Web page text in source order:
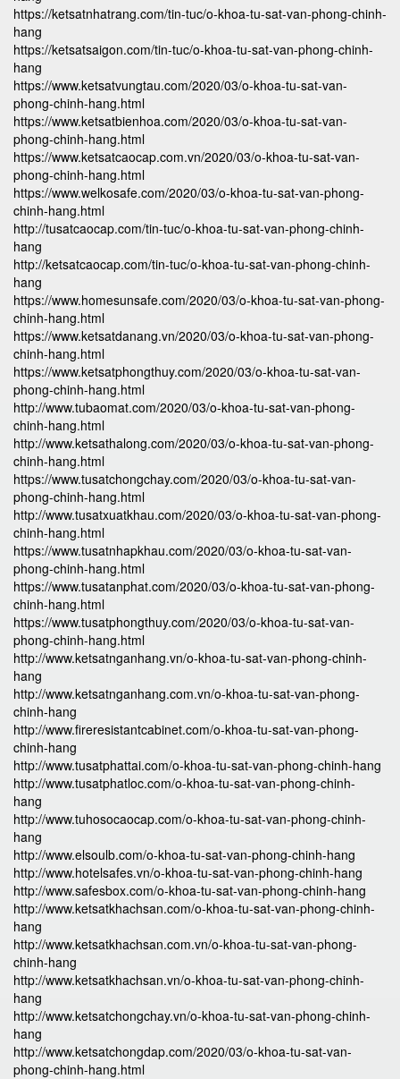
https://ketsatnhatrang.com/tin-tuc/o-khoa-tu-sat-van-phong-chinh-
hang
https://ketsatsaigon.com/tin-tuc/o-khoa-tu-sat-van-phong-chinh-
hang
https://www.ketsatvungtau.com/2020/03/o-khoa-tu-sat-van-
phong-chinh-hang.html
https://www.ketsatbienhoa.com/2020/03/o-khoa-tu-sat-van-
phong-chinh-hang.html
https://www.ketsatcaocap.com.vn/2020/03/o-khoa-tu-sat-van-
phong-chinh-hang.html
https://www.welkosafe.com/2020/03/o-khoa-tu-sat-van-phong-
chinh-hang.html
http://tusatcaocap.com/tin-tuc/o-khoa-tu-sat-van-phong-chinh-
hang
http://ketsatcaocap.com/tin-tuc/o-khoa-tu-sat-van-phong-chinh-
hang
https://www.homesunsafe.com/2020/03/o-khoa-tu-sat-van-phong-
chinh-hang.html
https://www.ketsatdanang.vn/2020/03/o-khoa-tu-sat-van-phong-
chinh-hang.html
https://www.ketsatphongthuy.com/2020/03/o-khoa-tu-sat-van-
phong-chinh-hang.html
http://www.tubaomat.com/2020/03/o-khoa-tu-sat-van-phong-
chinh-hang.html
http://www.ketsathalong.com/2020/03/o-khoa-tu-sat-van-phong-
chinh-hang.html
https://www.tusatchongchay.com/2020/03/o-khoa-tu-sat-van-
phong-chinh-hang.html
http://www.tusatxuatkhau.com/2020/03/o-khoa-tu-sat-van-phong-
chinh-hang.html
https://www.tusatnhapkhau.com/2020/03/o-khoa-tu-sat-van-
phong-chinh-hang.html
https://www.tusatanphat.com/2020/03/o-khoa-tu-sat-van-phong-
chinh-hang.html
https://www.tusatphongthuy.com/2020/03/o-khoa-tu-sat-van-
phong-chinh-hang.html
http://www.ketsatnganhang.vn/o-khoa-tu-sat-van-phong-chinh-
hang
http://www.ketsatnganhang.com.vn/o-khoa-tu-sat-van-phong-
chinh-hang
http://www.fireresistantcabinet.com/o-khoa-tu-sat-van-phong-
chinh-hang
http://www.tusatphattai.com/o-khoa-tu-sat-van-phong-chinh-hang
http://www.tusatphatloc.com/o-khoa-tu-sat-van-phong-chinh-
hang
http://www.tuhosocaocap.com/o-khoa-tu-sat-van-phong-chinh-
hang
http://www.elsoulb.com/o-khoa-tu-sat-van-phong-chinh-hang
http://www.hotelsafes.vn/o-khoa-tu-sat-van-phong-chinh-hang
http://www.safesbox.com/o-khoa-tu-sat-van-phong-chinh-hang
http://www.ketsatkhachsan.com/o-khoa-tu-sat-van-phong-chinh-
hang
http://www.ketsatkhachsan.com.vn/o-khoa-tu-sat-van-phong-
chinh-hang
http://www.ketsatkhachsan.vn/o-khoa-tu-sat-van-phong-chinh-
hang
http://www.ketsatchongchay.vn/o-khoa-tu-sat-van-phong-chinh-
hang
http://www.ketsatchongdap.com/2020/03/o-khoa-tu-sat-van-
phong-chinh-hang.html